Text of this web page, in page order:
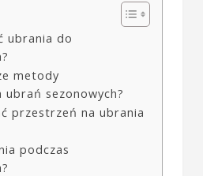
ubrania do
metody
ubrań sezonowych?
przestrzeń na ubrania
podczas